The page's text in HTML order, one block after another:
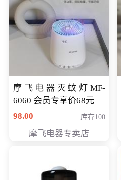
摩飞电器灭蚊灯MF-
6060 会员专享价68元
98.00
库存100
摩飞电器专卖店